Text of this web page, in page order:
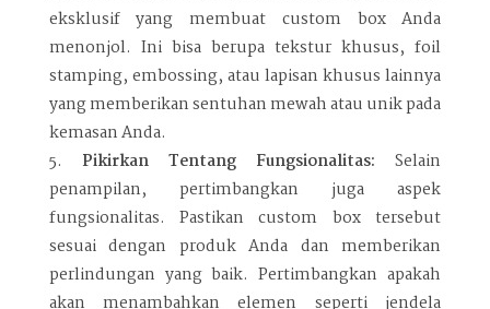
eksklusif yang membuat custom box Anda
menonjol. Ini bisa berupa tekstur khusus, foil
stamping, embossing, atau lapisan khusus lainnya
yang memberikan sentuhan mewah atau unik pada
kemasan Anda.
Pikirkan Tentang Fungsionalitas: Selain
penampilan, pertimbangkan juga aspek
fungsionalitas. Pastikan custom box tersebut
sesuai dengan produk Anda dan memberikan
perlindungan yang baik. Pertimbangkan apakah
akan menambahkan elemen seperti jendela